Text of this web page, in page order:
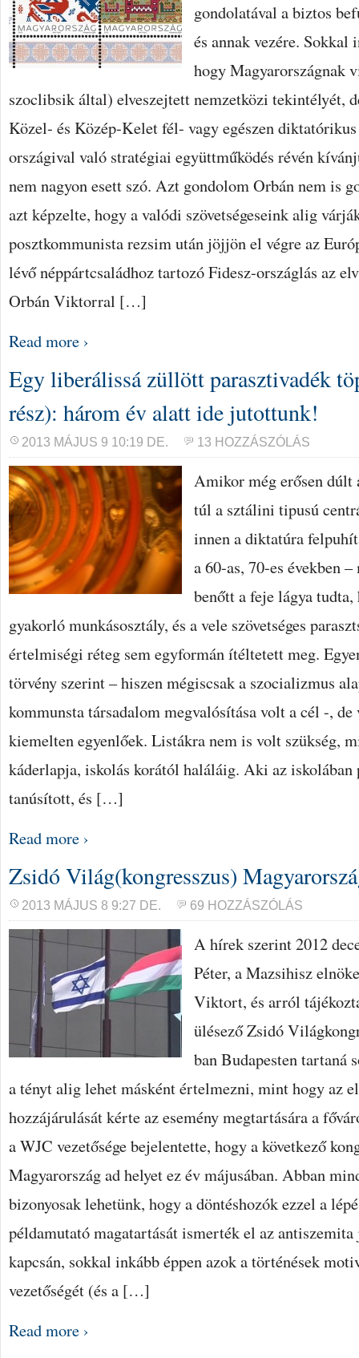
gondolatával a biztos
és annak vezére. Sokkal
hogy Magyarországnak
szoclibsik által) elveszejtett nemzetközi tekintélyét,
Közel- és Közép-Kelet fél- vagy egészen diktatórikus
országival való stratégiai együttműködés révén
nem nagyon esett szó. Azt gondolom Orbán nem is
azt képzelte, hogy a valódi szövetségeseink alig
posztkommunista rezsim után jöjjön el végre az
lévő néppártcsaládhoz tartozó Fidesz-országlás az
Orbán Viktorral […]
Read more ›
Egy liberálissá züllött parasztivadék
rész): három év alatt ide jutottunk!
2013 MÁJUS 9 10:19 DE. 13 HOZZÁSZÓLÁS
Amikor még erősen dúlt
túl a sztálini tipusú
innen a diktatúra
a 60-as, 70-es években
benőtt a feje lágya
gyakorló munkásosztály, és a vele szövetséges
értelmiségi réteg sem egyformán ítéltetett meg.
törvény szerint – hiszen mégiscsak a szocializmus
kommunsta társadalom megvalósítása volt a cél -,
kiemelten egyenlőek. Listákra nem is volt szükség,
káderlapja, iskolás korától haláláig. Aki az iskolában
tanúsított, és […]
Read more ›
Zsidó Világ(kongresszus)
2013 MÁJUS 8 9:27 DE. 69 HOZZÁSZÓLÁS
A hírek szerint 2012
Péter, a Mazsihisz
Viktort, és arról
ülésező Zsidó
ban Budapesten tartaná
a tényt alig lehet másként értelmezni, mint hogy az
hozzájárulását kérte az esemény megtartására a
a WJC vezetősége bejelentette, hogy a következő
Magyarország ad helyet ez év májusában. Abban
bizonyosak lehetünk, hogy a döntéshozók ezzel a
példamutató magatartását ismerték el az antiszemita
kapcsán, sokkal inkább éppen azok a történések
vezetőségét (és a […]
Read more ›